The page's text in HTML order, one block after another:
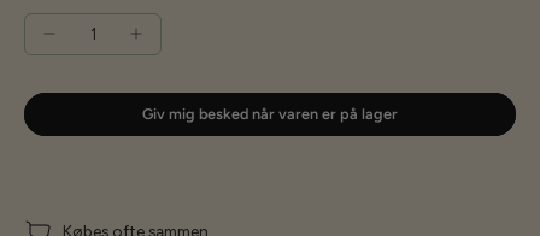
Giv mig besked når varen er på lager
Købes ofte sammen